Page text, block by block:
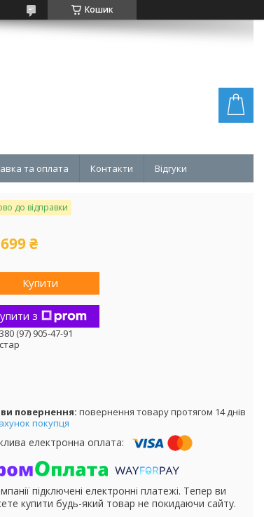
Кошик
та оплата Контакти Відгуки
до відправки
₴
Купити
з
(97) 905-47-91
повернення товару протягом 14 днів
покупця
підключені електронні платежі. Тепер ви
купити будь-який товар не покидаючи сайту.